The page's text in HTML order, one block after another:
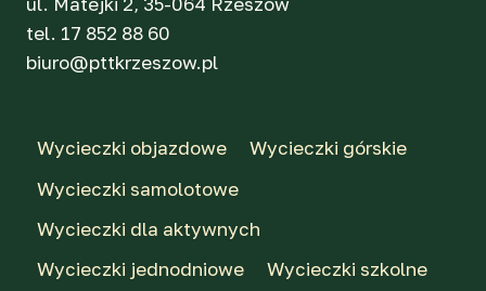
tel. 17 852 88 60
biuro@pttkrzeszow.pl
Wycieczki objazdowe
Wycieczki górskie
Wycieczki samolotowe
Wycieczki dla aktywnych
Wycieczki jednodniowe
Wycieczki szkolne